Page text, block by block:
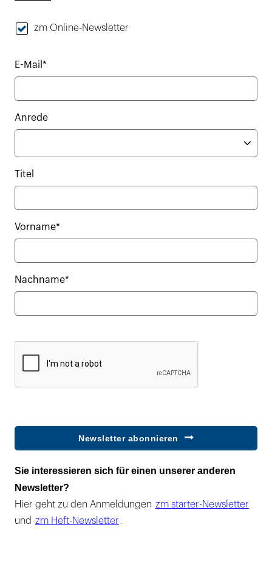
zm Online-Newsletter
E-Mail*
Anrede
Titel
Vorname*
Nachname*
Newsletter abonnieren
Sie interessieren sich für einen unserer anderen
Newsletter?
Hier geht zu den Anmeldungen zm starter-Newsletter
und zm Heft-Newsletter .